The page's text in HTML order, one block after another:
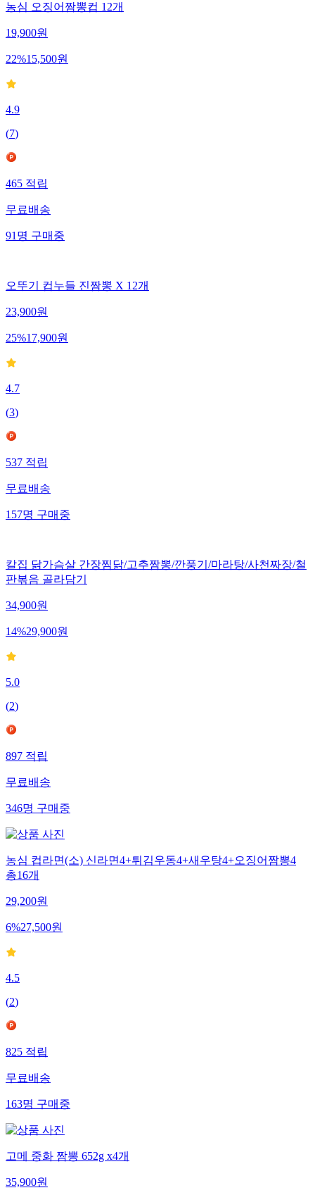
농심 오징어짬뽕컵 12개
19,900원
22%15,500원
4.9
(7)
465 적립
무료배송
91 명 구매중
오뚜기 컵누들 진짬뽕 X 12개
23,900원
25%17,900원
4.7
(3)
537적립
무료배송
157명구매중
칼집 닭가슴살 간장찜닭/고추짬뽕/깐풍기/마라탕/사천짜장/철
판볶음 골라담기
34,900원
14%29,900원
5.0
(2)
897적립
무료배송
346명구매중
농심 컵라면(소) 신라면4+튀김우동4+새우탕4+오징어짬뽕4
총16개
29,200원
6%27,500원
4.5
(2)
825적립
무료배송
163명구매중
고메 중화 짬뽕 652g x4개
35,900원